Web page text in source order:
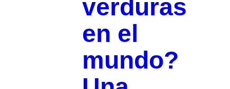
verduras
en el
mundo?